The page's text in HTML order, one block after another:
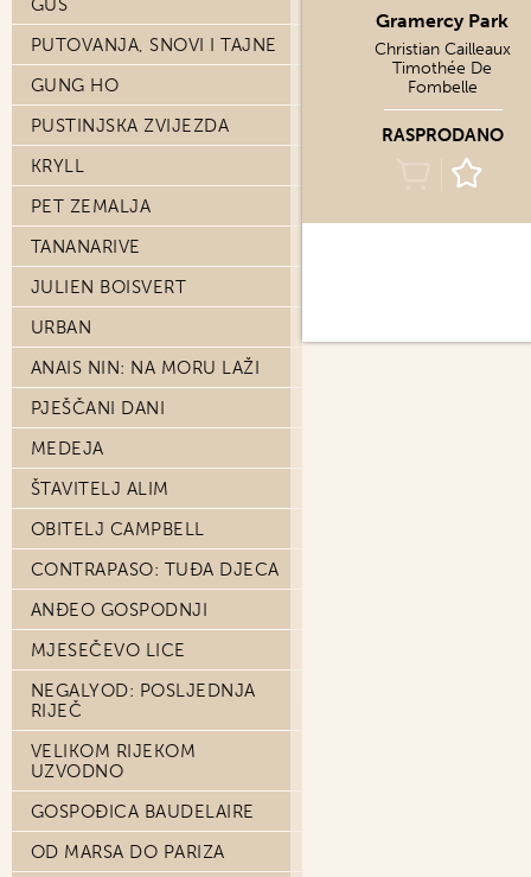
GUS
PUTOVANJA, SNOVI I TAJNE
GUNG HO
PUSTINJSKA ZVIJEZDA
KRYLL
PET ZEMALJA
TANANARIVE
JULIEN BOISVERT
URBAN
ANAIS NIN: NA MORU LAŽI
PJEŠČANI DANI
MEDEJA
ŠTAVITELJ ALIM
OBITELJ CAMPBELL
CONTRAPASO: TUĐA DJECA
ANĐEO GOSPODNJI
MJESEČEVO LICE
NEGALYOD: POSLJEDNJA
RIJEČ
VELIKOM RIJEKOM
UZVODNO
GOSPOĐICA BAUDELAIRE
OD MARSA DO PARIZA
Gramercy Park
Christian Cailleaux
Timothée De
Fombelle
RASPRODANO